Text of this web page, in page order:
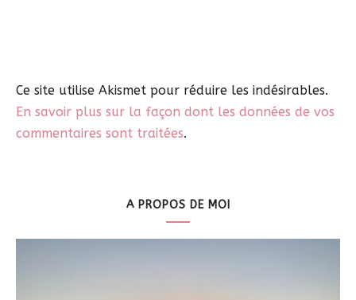
Ce site utilise Akismet pour réduire les indésirables.
En savoir plus sur la façon dont les données de vos
commentaires sont traitées.
A PROPOS DE MOI